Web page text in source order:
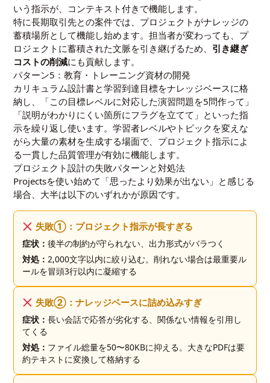
いう指示が、コンテキスト付きで機能します。
特に長期取引先との案件では、プロジェクトがナレッジの
蓄積場所として機能し始めます。担当者が変わっても、プ
ロジェクトに蓄積された文脈を引き継げるため、 引き継ぎ
コストの削減にも貢献します。
パターン5：教育・トレーニング資材の開発
カリキュラム設計書と学習到達目標をナレッジベースに格
納し、「この目標レベルに対応した演習問題を5問作って」
「説明がわかりにくい箇所にフラグを立てて」といった指
示を繰り返し使います。学習者レベルやトピックを変えな
がら大量の素材を生成する場面で、プロジェクト指示によ
る一貫した品質管理が有効に機能します。
プロジェクト設計の失敗パターンと対処法
Projectsを使い始めて「思ったより効果が出ない」と感じる
場合、大半は以下のいずれかが原因です。
失敗①：プロジェクト指示が長すぎる
症状：後半の制約が守られない、出力形式がバラつく
対処：2,000文字以内に絞り込む。削れない場合は最重要ル
ールを冒頭3行以内に凝縮する
失敗②：ナレッジベースに詰め込みすぎ
症状：長い会話で応答が劣化する、関係ない情報を引用し
てくる
対処： ファイル総量を50〜80KBに抑える。大きなPDFは要
約テキストに変換して格納する